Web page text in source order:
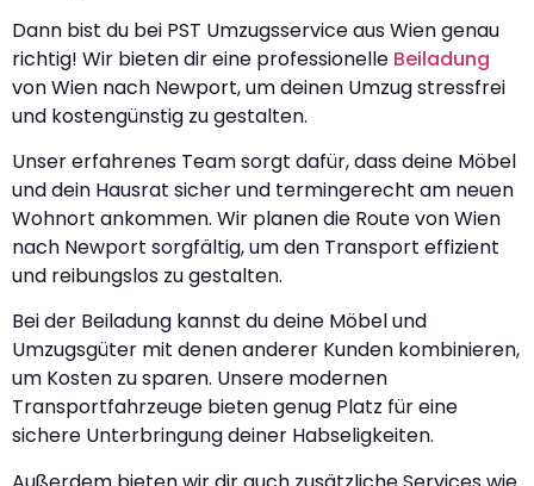
Dann bist du bei PST Umzugsservice aus Wien genau
richtig! Wir bieten dir eine professionelle Beiladung
von Wien nach Newport, um deinen Umzug stressfrei
und kostengünstig zu gestalten.
Unser erfahrenes Team sorgt dafür, dass deine Möbel
und dein Hausrat sicher und termingerecht am neuen
Wohnort ankommen. Wir planen die Route von Wien
nach Newport sorgfältig, um den Transport effizient
und reibungslos zu gestalten.
Bei der Beiladung kannst du deine Möbel und
Umzugsgüter mit denen anderer Kunden kombinieren,
um Kosten zu sparen. Unsere modernen
Transportfahrzeuge bieten genug Platz für eine
sichere Unterbringung deiner Habseligkeiten.